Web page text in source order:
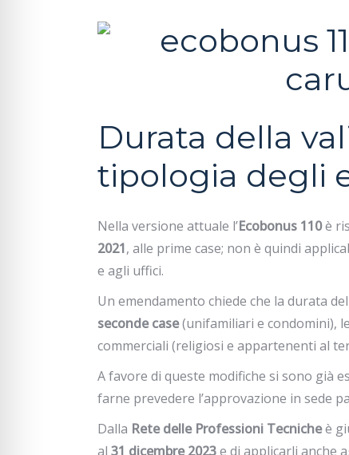
Durata della
tipologia degli
Nella versione attuale l’Ecobonus 110è
2021, alle prime case; non è quindi
e agli uffici.
Un emendamento chiede che la durata
seconde case(unifamiliari e condomini),
commerciali (religiosi e appartenenti al
A favore di queste modifiche si sono già
farne prevedere l’approvazione in sede
Dalla Rete delle Professioni Tecnicheè
al 31 dicembre 2023e di applicarli anche